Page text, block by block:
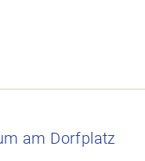
am Dorfplatz